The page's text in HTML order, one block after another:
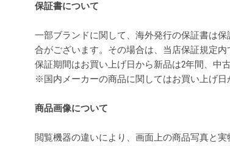
保証書について
一部ブランドに関して、海外発行の保証書は
合がございます。その場合は、当店保証規定
保証期間はお買い上げ日から新品は2年間、中
※国内メーカーの商品に関してはお買い上げ日
商品画像について
閲覧機器の違いにより、画面上の商品写真と